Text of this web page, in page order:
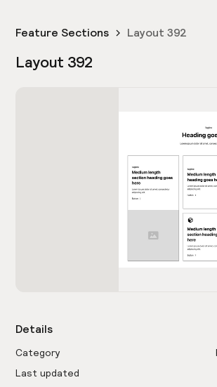
Feature Sections Layout 392
Layout 392
Details
Category
Last updated